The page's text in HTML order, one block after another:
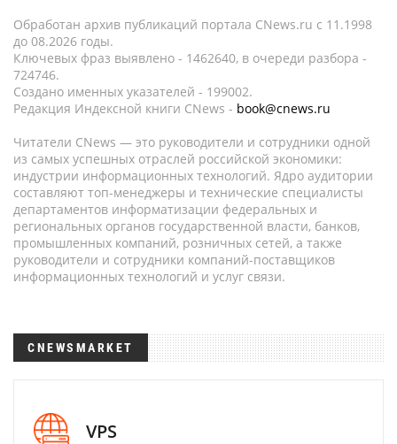
Обработан архив публикаций портала CNews.ru c 11.1998
до 08.2026 годы.
Ключевых фраз выявлено - 1462640, в очереди разбора -
724746.
Создано именных указателей - 199002.
Редакция Индексной книги CNews - book@cnews.ru
Читатели CNews — это руководители и сотрудники одной
из самых успешных отраслей российской экономики:
индустрии информационных технологий. Ядро аудитории
составляют топ-менеджеры и технические специалисты
департаментов информатизации федеральных и
региональных органов государственной власти, банков,
промышленных компаний, розничных сетей, а также
руководители и сотрудники компаний-поставщиков
информационных технологий и услуг связи.
CNEWSMARKET
VPS